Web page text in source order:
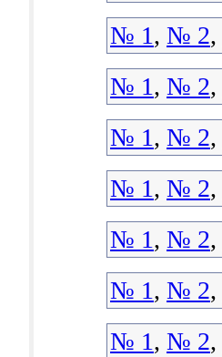
№ 1, № 2,
№ 1, № 2,
№ 1, № 2,
№ 1, № 2,
№ 1, № 2,
№ 1, № 2,
№ 1, № 2,